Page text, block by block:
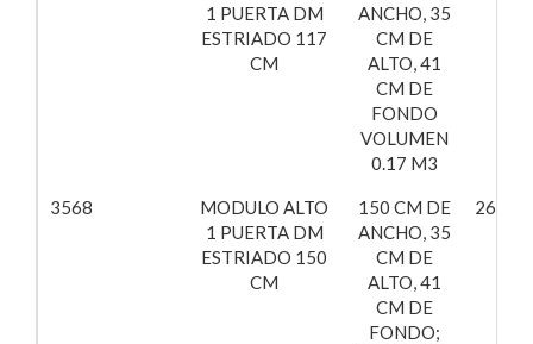
1 PUERTA DM
ESTRIADO 117
CM
ANCHO, 35
CM DE
ALTO, 41
CM DE
FONDO
VOLUMEN
0.17 M3
3568
MODULO ALTO
1 PUERTA DM
ESTRIADO 150
CM
150 CM DE
ANCHO, 35
CM DE
ALTO, 41
CM DE
FONDO;